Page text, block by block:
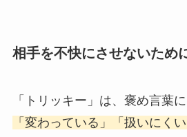
相手を不快にさせないため
「トリッキー」は、褒め言葉
「変わっている」「扱いにくい